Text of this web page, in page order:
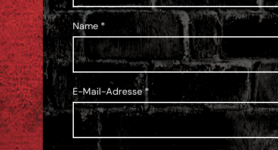
Name *
E-Mail-Adresse*